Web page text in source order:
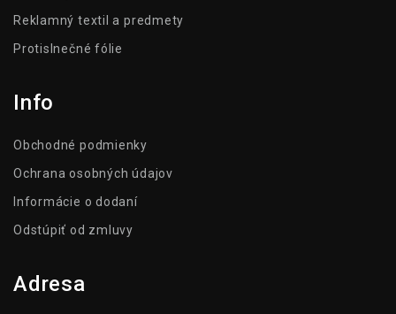
Reklamný textil a predmety
Protislnečné fólie
Info
Obchodné podmienky
Ochrana osobných údajov
Informácie o dodaní
Odstúpiť od zmluvy
Adresa